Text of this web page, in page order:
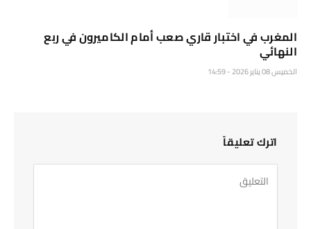
المغرب في اختبار قاري صعب أمام الكاميرون في ربع
النهائي
الخميس 08 يناير 2026 - 14:59
اترك تعليقاً